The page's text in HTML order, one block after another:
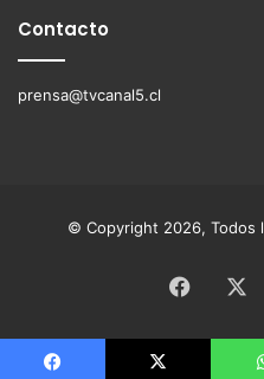
Contacto
prensa@tvcanal5.cl
© Copyright 2026, Todos